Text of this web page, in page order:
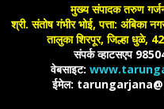
मुख्य संपादक तरुण
श्री. संतोष गंभीर भोई, पत्ता: अंबिका
तालुका शिरपूर, जिल्हा धुळे,
संपर्क व्हाटसएप
वेबसाइट:
ईमेल: